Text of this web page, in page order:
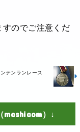
すのでご注意くだ
テンランレース
moshicom）↓